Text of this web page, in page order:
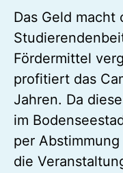
Das Geld macht
Fördermittel
profitiert das
Jahren. Da
im
per
die